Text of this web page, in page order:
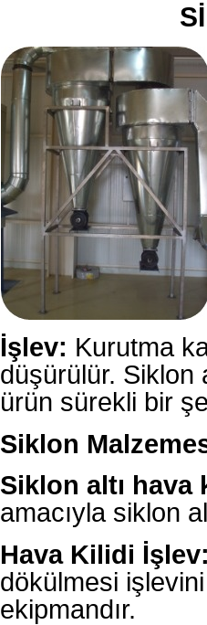
İşlev: Kurutma
düşürülür. Siklon
ürün sürekli bir
Siklon
Siklon altı hava
amacıyla siklon
Hava Kilidi
dökülmesi işlevini
ekipmandır.